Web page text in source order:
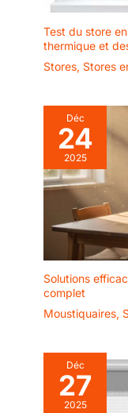
Test du store
thermique et
Stores, Stores
Déc
24
2025
Solutions
complet
Moustiquaires,
Déc
27
2025